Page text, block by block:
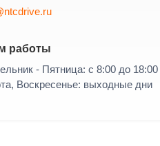
работы
- Пятница: с 8:00 до 18:00
Воскресенье: выходные дни